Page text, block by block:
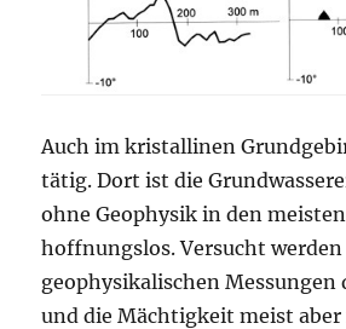
Auch im kristallinen
tätig. Dort ist die
ohne Geophysik in den
hoffnungslos. Versucht
geophysikalischen Messungen
und die Mächtigkeit meist